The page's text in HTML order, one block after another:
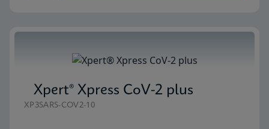
Xpert® Xpress CoV-2 plus
XP3SARS-COV2-10